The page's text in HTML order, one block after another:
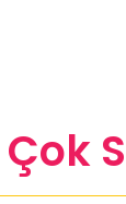
Çok